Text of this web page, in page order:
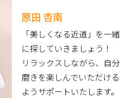
原田 杏南
「美しくなる近道」を一緒
に探していきましょう！
リラックスしながら、自分
磨きを楽しんでいただける
ようサポートいたします。